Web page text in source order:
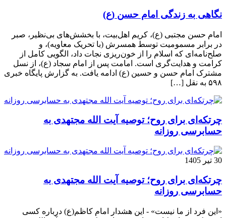
نگاهی به زندگی امام حسن (ع)
امام حسن مجتبی (ع)، کریم اهل‌بیت، با بخشش‌های بی‌نظیر، صبر
در برابر مسمومیت توسط همسرش (با تحریک معاویه)، و
صلح‌نامه‌ای که اسلام را از خون‌ریزی نجات داد، الگویی کامل از
کرامت و هدایت‌گری است. امامت پس از امام سجاد (ع)، از نسل
مشترک امام حسن و حسین (ع) ادامه یافت. به گزارش پایگاه خبری
۵۹۸ به نقل […]
چرتکه‌ای برای روح؛ توصیه آیت‌ الله مجتهدی به
حسابرسی روزانه
30 تیر 1405
چرتکه‌ای برای روح؛ توصیه آیت‌ الله مجتهدی به
حسابرسی روزانه
«این فرد از ما نیست» - این هشدار امام کاظم(ع) درباره کسی